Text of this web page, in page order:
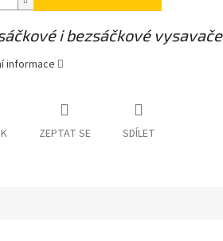
i bezsáčkové vysavače
informace
ZEPTAT SE SDÍLET